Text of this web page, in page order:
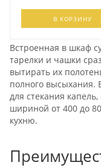
В КОРЗИНУ
Встроенная в шкаф
тарелки и чашки
вытирать их
полного высыхания.
для стекания
шириной от 400 до
кухню.